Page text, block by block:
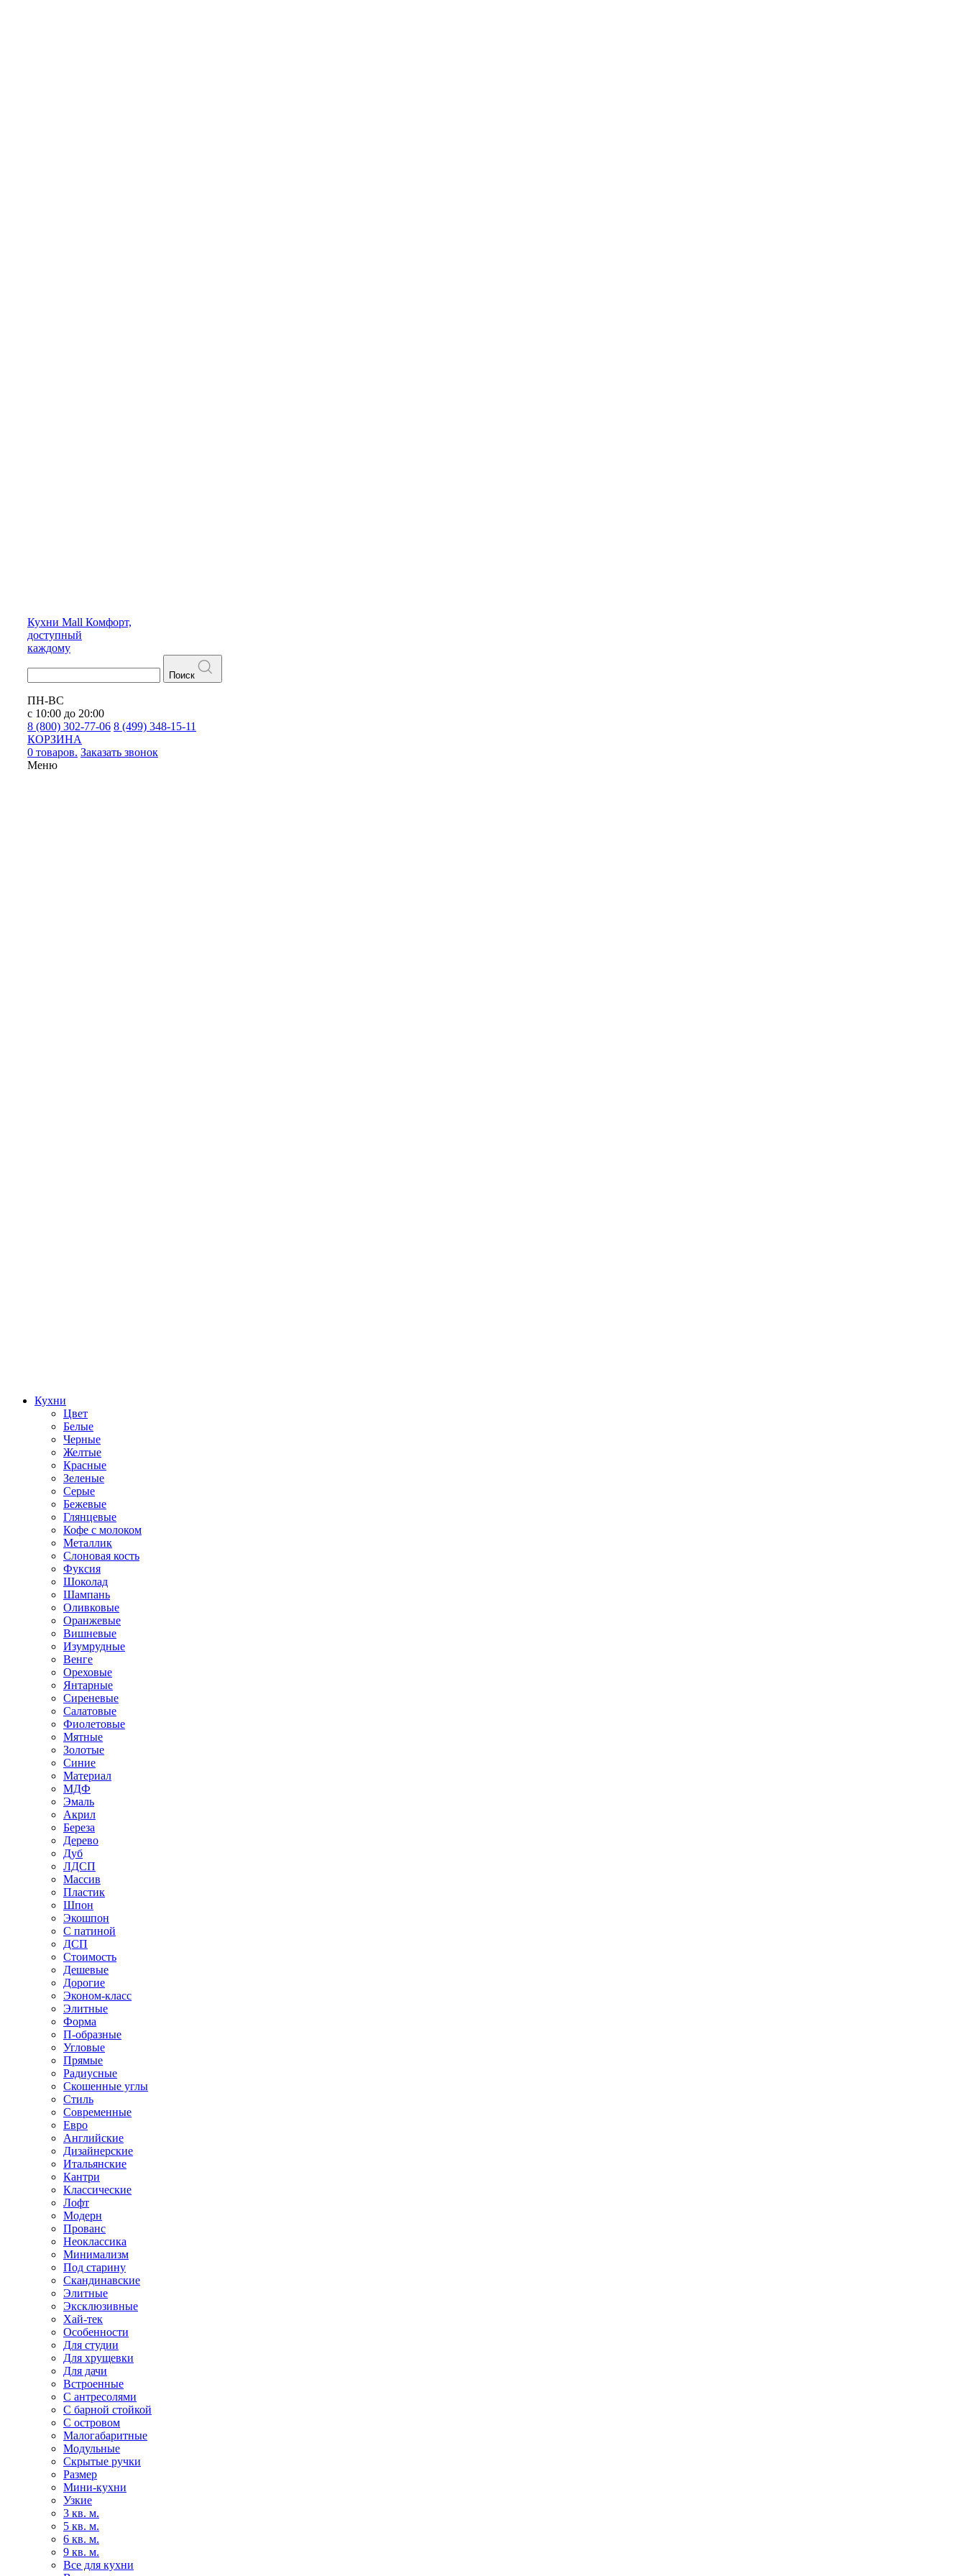
Кухни Mall Комфорт,
доступный
каждому
Поиск
ПН-ВС
с 10:00 до 20:00
8 (800) 302-77-06 8 (499) 348-15-11
КОРЗИНА
0 товаров. Заказать звонок
Меню
Кухни
Цвет
Белые
Черные
Желтые
Красные
Зеленые
Серые
Бежевые
Глянцевые
Кофе с молоком
Металлик
Слоновая кость
Фуксия
Шоколад
Шампань
Оливковые
Оранжевые
Вишневые
Изумрудные
Венге
Ореховые
Янтарные
Сиреневые
Салатовые
Фиолетовые
Мятные
Золотые
Синие
Материал
МДФ
Эмаль
Акрил
Береза
Дерево
Дуб
ЛДСП
Массив
Пластик
Шпон
Экошпон
С патиной
ДСП
Стоимость
Дешевые
Дорогие
Эконом-класс
Элитные
Форма
П-образные
Угловые
Прямые
Радиусные
Скошенные углы
Стиль
Современные
Евро
Английские
Дизайнерские
Итальянские
Кантри
Классические
Лофт
Модерн
Прованс
Неоклассика
Минимализм
Под старину
Скандинавские
Элитные
Эксклюзивные
Хай-тек
Особенности
Для студии
Для хрущевки
Для дачи
Встроенные
С антресолями
С барной стойкой
С островом
Малогабаритные
Модульные
Скрытые ручки
Размер
Мини-кухни
Узкие
3 кв. м.
5 кв. м.
6 кв. м.
9 кв. м.
Все для кухни